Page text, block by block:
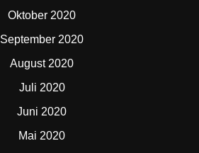
Oktober 2020
September 2020
August 2020
Juli 2020
Juni 2020
Mai 2020